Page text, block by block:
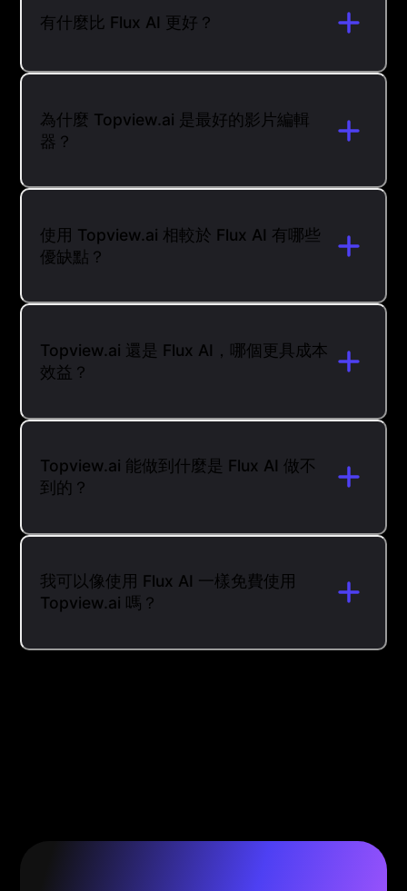
有什麼比 Flux AI 更好？
為什麼 Topview.ai 是最好的影片編輯
器？
使用 Topview.ai 相較於 Flux AI 有哪些
優缺點？
Topview.ai 還是 Flux AI，哪個更具成本
效益？
Topview.ai 能做到什麼是 Flux AI 做不
到的？
我可以像使用 Flux AI 一樣免費使用
Topview.ai 嗎？